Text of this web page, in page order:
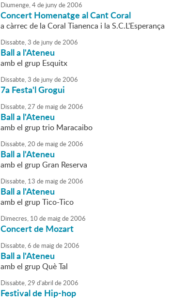
Diumenge,4de junyde2006
Concert Homenatge al Cant Coral
a càrrec de la Coral Tianenca i la S.C.L'Esperança
Dissabte,3 de junyde2006
Ball a l'Ateneu
amb el grup Esquitx
Dissabte,3 de junyde2006
7a Festa'l Grogui
Dissabte,27 de maigde2006
Ball a l'Ateneu
amb el grup trio Maracaibo
Dissabte,20 de maigde2006
Ball a l'Ateneu
amb el grup Gran Reserva
Dissabte, 13 de maigde2006
Ball a l'Ateneu
amb el grup Tico-Tico
Dimecres, 10 de maigde2006
Concert de Mozart
Dissabte,6 de maigde2006
Ball a l'Ateneu
amb el grup Què Tal
Dissabte,29 d'abril de2006
Festival de Hip-hop